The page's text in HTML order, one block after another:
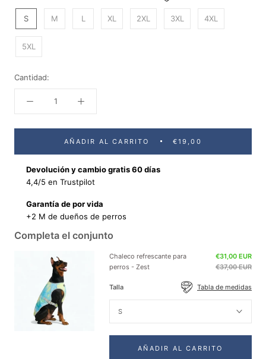
S M L XL 2XL 3XL 4XL
5XL
Cantidad:
AÑADIR AL CARRITO €19,00
Devolución y cambio gratis 60 días
4,4/5 en Trustpilot
Garantía de por vida
+2 M de dueños de perros
Completa el conjunto
Chaleco refrescante para
perros - Zest
€31,00 EUR
€37,00 EUR
Talla Tabla de medidas
S
AÑADIR AL CARRITO